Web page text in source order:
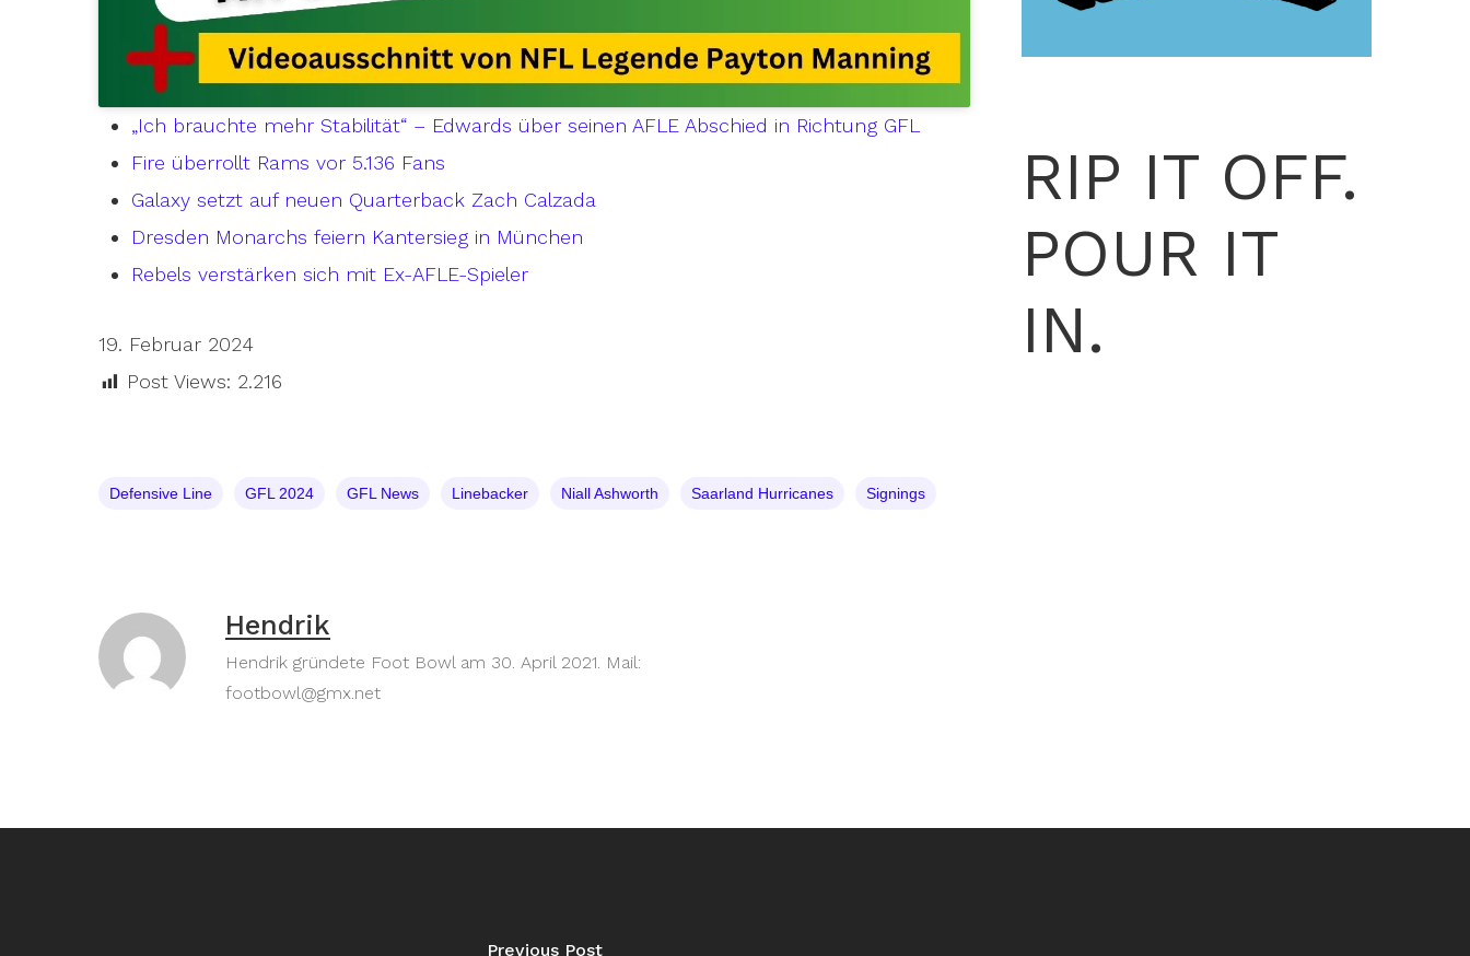
„Ich brauchte mehr Stabilität“ – Edwards über seinen AFLE Abschied in Richtung GFL
Fire überrollt Rams vor 5.136 Fans
Galaxy setzt auf neuen Quarterback Zach Calzada
Dresden Monarchs feiern Kantersieg in München
Rebels verstärken sich mit Ex-AFLE-Spieler
19. Februar 2024
Post Views: 2.216
Defensive Line GFL 2024 GFL News Linebacker Niall Ashworth Saarland Hurricanes Signings
Hendrik
Hendrik gründete Foot Bowl am 30. April 2021. Mail:
footbowl@gmx.net
RIP IT OFF.
POUR IT
IN.
Previous Post